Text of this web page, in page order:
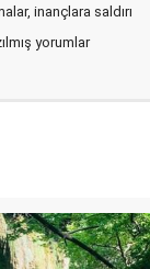
inançlara saldırı
yorumlar